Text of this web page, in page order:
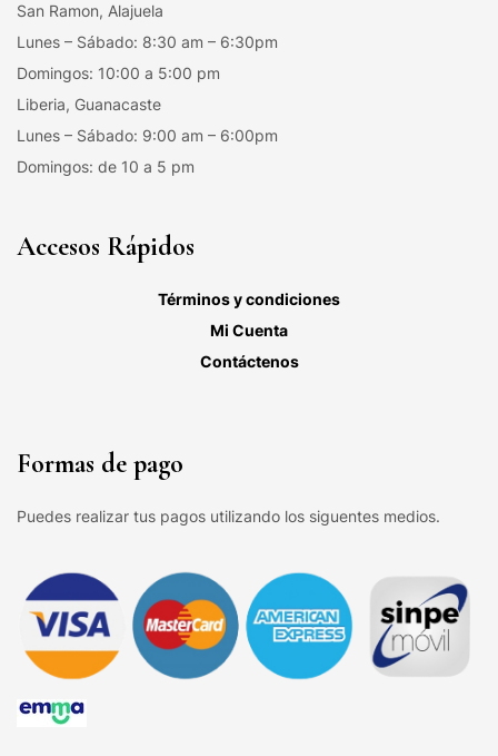
San Ramon, Alajuela
Lunes – Sábado: 8:30 am – 6:30pm
Domingos: 10:00 a 5:00 pm
Liberia, Guanacaste
Lunes – Sábado: 9:00 am – 6:00pm
Domingos: de 10 a 5 pm
Accesos Rápidos
Términos y condiciones
Mi Cuenta
Contáctenos
Formas de pago
Puedes realizar tus pagos utilizando los siguentes medios.